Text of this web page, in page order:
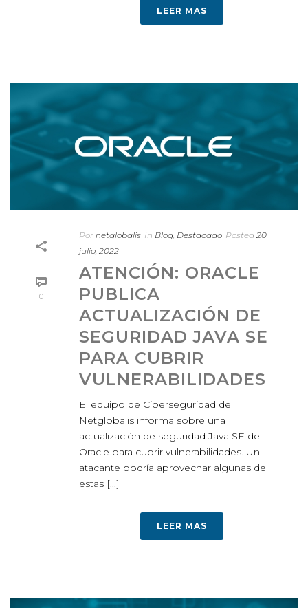
LEER MAS
0
Por netglobalis In Blog, Destacado Posted 20
julio, 2022
ATENCIÓN: ORACLE
PUBLICA
ACTUALIZACIÓN DE
SEGURIDAD JAVA SE
PARA CUBRIR
VULNERABILIDADES
El equipo de Ciberseguridad de
Netglobalis informa sobre una
actualización de seguridad Java SE de
Oracle para cubrir vulnerabilidades. Un
atacante podría aprovechar algunas de
estas [...]
LEER MAS